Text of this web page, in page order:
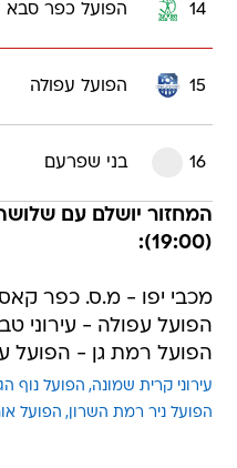
14 הפועל כפר סבא
15 הפועל עפולה
16 בני שפרעם
המחזור יושלם עם
(19:00):
מכבי יפו - מ.ס. כפר
הפועל עפולה - עירוני
הפועל רמת גן - הפועל
עירוני קרית שמונה הפועל נוף
הפועל ניר רמת השרון הפועל